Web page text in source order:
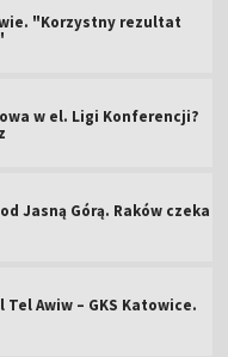
"Korzystny rezultat
w el. Ligi Konferencji?
Jasną Górą. Raków czeka
Tel Awiw – GKS Katowice.